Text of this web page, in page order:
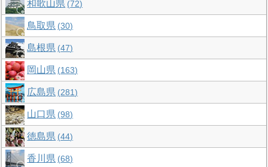
和歌山県 72
鳥取県 30
島根県 47
岡山県 163
広島県 281
山口県 98
徳島県 44
香川県 68